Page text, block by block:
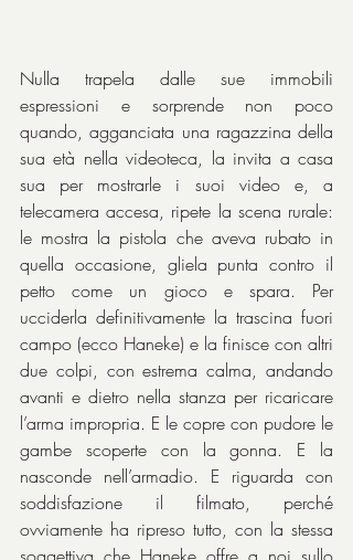
Nulla trapela dalle sue immobili
espressioni e sorprende non poco
quando, agganciata una ragazzina della
sua età nella videoteca, la invita a casa
sua per mostrarle i suoi video e, a
telecamera accesa, ripete la scena rurale:
le mostra la pistola che aveva rubato in
quella occasione, gliela punta contro il
petto come un gioco e spara. Per
ucciderla definitivamente la trascina fuori
campo (ecco Haneke) e la finisce con altri
due colpi, con estrema calma, andando
avanti e dietro nella stanza per ricaricare
l’arma impropria. E le copre con pudore le
gambe scoperte con la gonna. E la
nasconde nell’armadio. E riguarda con
soddisfazione il filmato, perché
ovviamente ha ripreso tutto, con la stessa